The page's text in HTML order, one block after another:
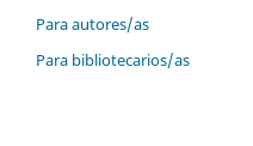
Para autores/as
Para bibliotecarios/as